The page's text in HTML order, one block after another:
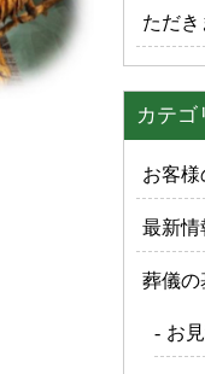
ただき
カテゴ
お客様
最新情
葬儀の
お